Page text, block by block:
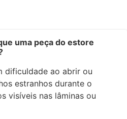
uma peça do estore
dificuldade ao abrir ou
estranhos durante o
visíveis nas lâminas ou